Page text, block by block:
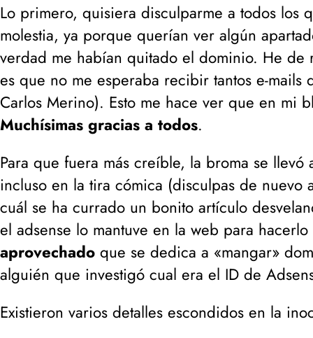
Lo primero, quisiera disculparme a todos los
molestia, ya porque querían ver algún
verdad me habían quitado el dominio. He
es que no me esperaba recibir tantos e-
Carlos Merino). Esto me hace ver que en mi
Muchísimas gracias a todos.
Para que fuera más creíble, la broma se
incluso en la tira cómica (disculpas de
cuál se ha currado un bonito artículo
el adsense lo mantuve en la web para
aprovechado que se dedica a «mangar»
alguién que investigó cual era el ID de
Existieron varios detalles escondidos en la